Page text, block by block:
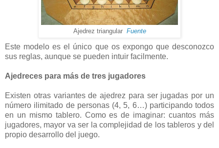
Ajedrez triangular Fuente
Este modelo es el único que os expongo que desconozco
sus reglas, aunque se pueden intuir facilmente.
Ajedreces para más de tres jugadores
Existen otras variantes de ajedrez para ser jugadas por un
número ilimitado de personas (4, 5, 6…) participando todos
en un mismo tablero. Como es de imaginar: cuantos más
jugadores, mayor va ser la complejidad de los tableros y del
propio desarrollo del juego.